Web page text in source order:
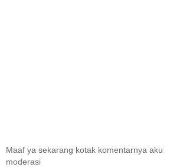
Maaf ya sekarang kotak komentarnya aku
moderasi